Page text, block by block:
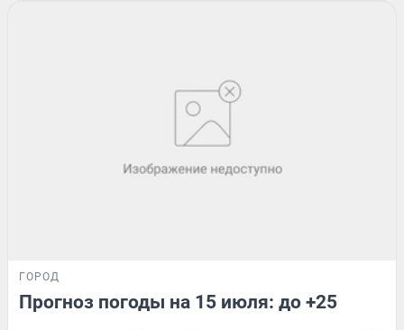
ГОРОД
Прогноз погоды на 15 июля: до +25